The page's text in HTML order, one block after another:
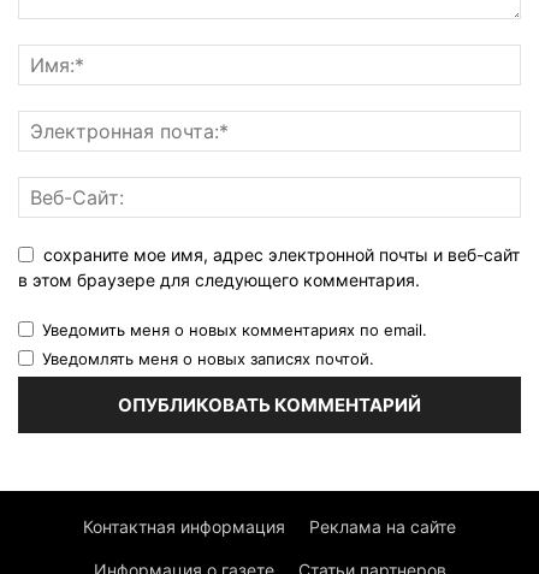
сохраните мое имя, адрес электронной почты и веб-сайт
в этом браузере для следующего комментария.
Уведомить меня о новых комментариях по email.
Уведомлять меня о новых записях почтой.
Контактная информация Реклама на сайте
Информация о газете Статьи партнеров